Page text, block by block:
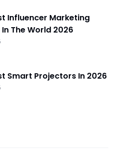
Influencer Marketing
The World 2026
Smart Projectors In 2026